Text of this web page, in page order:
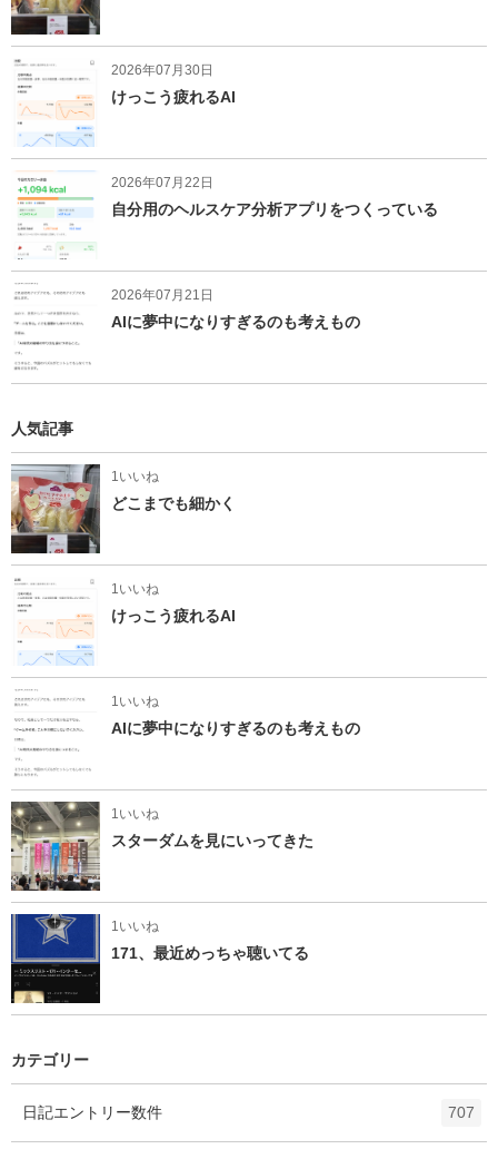
2026年07月30日
けっこう疲れるAI
2026年07月22日
自分用のヘルスケア分析アプリをつくっている
2026年07月21日
AIに夢中になりすぎるのも考えもの
人気記事
1いいね
どこまでも細かく
1いいね
けっこう疲れるAI
1いいね
AIに夢中になりすぎるのも考えもの
1いいね
スターダムを見にいってきた
1いいね
171、最近めっちゃ聴いてる
カテゴリー
日記エントリー数 707
件